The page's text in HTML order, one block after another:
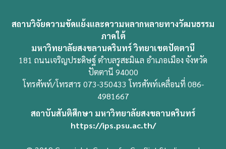
สถานวิจัยความขัดแย้งและความหลากหลายทางวัฒนธรรม
ภาคใต้
มหาวิทยาลัยสงขลานครินทร์ วิทยาเขตปัตตานี
181 ถนนเจริญประดิษฐ์ ตำบลรูสะมิแล อำเภอเมือง จังหวัด
ปัตตานี 94000
โทรศัพท์/โทรสาร 073-350433 โทรศัพท์เคลื่อนที่ 086-
4981667
สถาบันสันติศึกษา มหาวิทยาลัยสงขลานครินทร์
https://ips.psu.ac.th/